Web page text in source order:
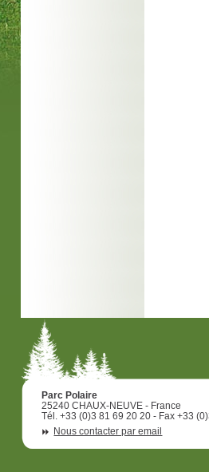
Parc Polaire
25240 CHAUX-NEUVE - France
Tél. +33 (0)3 81 69 20 20 - Fax +33
Nous contacter par email